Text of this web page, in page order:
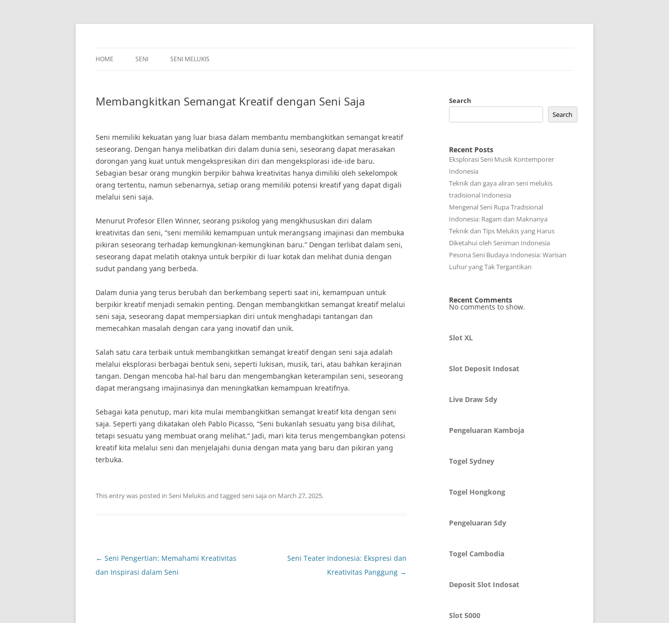
Skip
HOME SENI SENI MELUKIS
Membangkitkan Semangat Kreatif dengan Seni Saja
Seni memiliki kekuatan yang luar biasa dalam membantu membangkitkan semangat kreatif
seseorang. Dengan hanya melibatkan diri dalam dunia seni, seseorang dapat merasakan
dorongan yang kuat untuk mengekspresikan diri dan mengeksplorasi ide-ide baru.
Sebagian besar orang mungkin berpikir bahwa kreativitas hanya dimiliki oleh sekelompok
orang tertentu, namun sebenarnya, setiap orang memiliki potensi kreatif yang dapat digali
melalui seni saja.
Menurut Profesor Ellen Winner, seorang psikolog yang mengkhususkan diri dalam
kreativitas dan seni, “seni memiliki kemampuan untuk merangsang imajinasi dan membuka
pikiran seseorang terhadap kemungkinan-kemungkinan baru.” Dengan terlibat dalam seni,
seseorang dapat melatih otaknya untuk berpikir di luar kotak dan melihat dunia dengan
sudut pandang yang berbeda.
Dalam dunia yang terus berubah dan berkembang seperti saat ini, kemampuan untuk
berpikir kreatif menjadi semakin penting. Dengan membangkitkan semangat kreatif melalui
seni saja, seseorang dapat mempersiapkan diri untuk menghadapi tantangan dan
memecahkan masalah dengan cara yang inovatif dan unik.
Salah satu cara terbaik untuk membangkitkan semangat kreatif dengan seni saja adalah
melalui eksplorasi berbagai bentuk seni, seperti lukisan, musik, tari, atau bahkan kerajinan
tangan. Dengan mencoba hal-hal baru dan mengembangkan keterampilan seni, seseorang
dapat merangsang imajinasinya dan meningkatkan kemampuan kreatifnya.
Sebagai kata penutup, mari kita mulai membangkitkan semangat kreatif kita dengan seni
saja. Seperti yang dikatakan oleh Pablo Picasso, “Seni bukanlah sesuatu yang bisa dilihat,
tetapi sesuatu yang membuat orang melihat.” Jadi, mari kita terus mengembangkan potensi
kreatif kita melalui seni dan menjelajahi dunia dengan mata yang baru dan pikiran yang
terbuka.
This entry was posted in Seni Melukisand tagged seni saja on March 27, 2025.
Post
navigation
← Seni Pengertian: Memahami Kreativitas
dan Inspirasi dalam Seni
Seni Teater Indonesia: Ekspresi dan
Kreativitas Panggung →
Search
Search
Recent Posts
Eksplorasi Seni Musik Kontemporer
Indonesia
Teknik dan gaya aliran seni melukis
tradisional Indonesia
Mengenal Seni Rupa Tradisional
Indonesia: Ragam dan Maknanya
Teknik dan Tips Melukis yang Harus
Diketahui oleh Seniman Indonesia
Pesona Seni Budaya Indonesia: Warisan
Luhur yang Tak Tergantikan
Recent Comments
No comments to show.
Slot XL
Slot Deposit Indosat
Live Draw Sdy
Pengeluaran Kamboja
Togel Sydney
Togel Hongkong
Pengeluaran Sdy
Togel Cambodia
Deposit Slot Indosat
Slot 5000